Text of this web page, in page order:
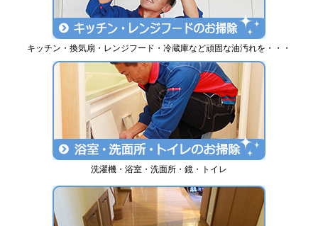
キッチン・換気扇・レンジフード・冷蔵庫など頑固な油汚れを・・・
洗濯機・浴室・洗面所・鏡・トイレ